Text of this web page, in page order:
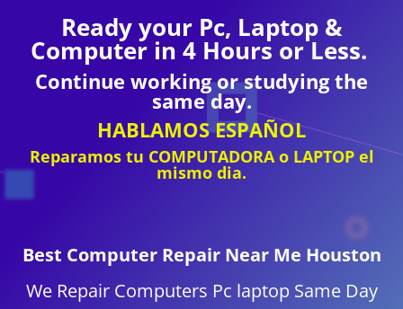
Ready your Pc, Laptop &
Computer in 4 Hours or Less.
Continue working or studying the
same day.
HABLAMOS ESPAÑOL
Reparamos tu COMPUTADORA o LAPTOP el
mismo dia.
Best Computer Repair Near Me Houston
We Repair Computers Pc laptop Same Day